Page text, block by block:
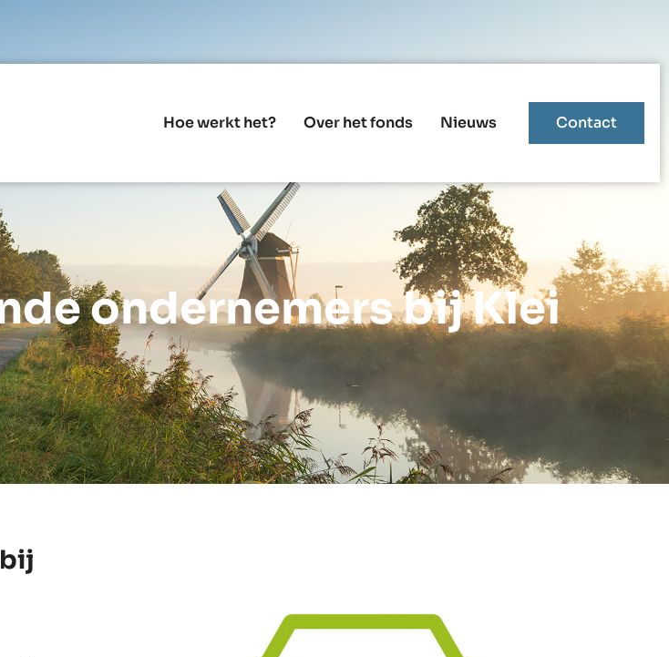
Hoe werkt het? Over het fonds Nieuws Contact
ondernemers bij Klei